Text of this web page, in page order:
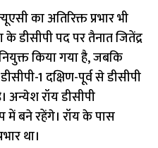
का अतिरिक्त प्रभार भी
के डीसीपी पद पर तैनात जितेंद्र
किया गया है, जबकि
1 दक्षिण-पूर्व से डीसीपी
रॉय डीसीपी
बने रहेंगे। रॉय के पास
था।